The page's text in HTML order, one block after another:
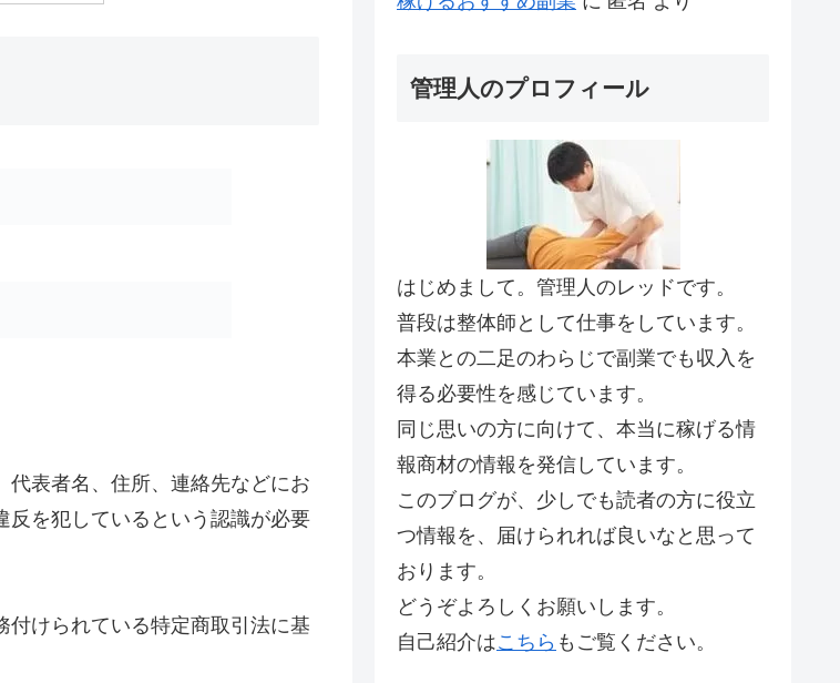
表者名、住所、連絡先などにお
反を犯しているという認識が必要
けられている特定商取引法に基
管理人のプロフィール
はじめまして。管理人のレッドです。
普段は整体師として仕事をしています。
本業との二足のわらじで副業でも収入を
得る必要性を感じています。
同じ思いの方に向けて、本当に稼げる情
報商材の情報を発信しています。
このブログが、少しでも読者の方に役立
つ情報を、届けられれば良いなと思って
おります。
どうぞよろしくお願いします。
自己紹介はこちら もご覧ください。